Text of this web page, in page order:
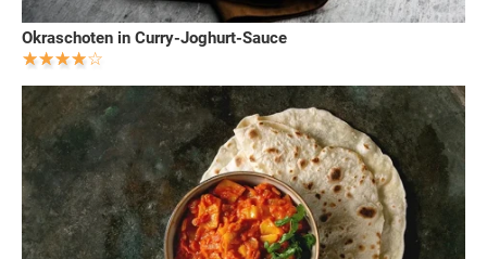
Okraschoten in Curry-Joghurt-Sauce